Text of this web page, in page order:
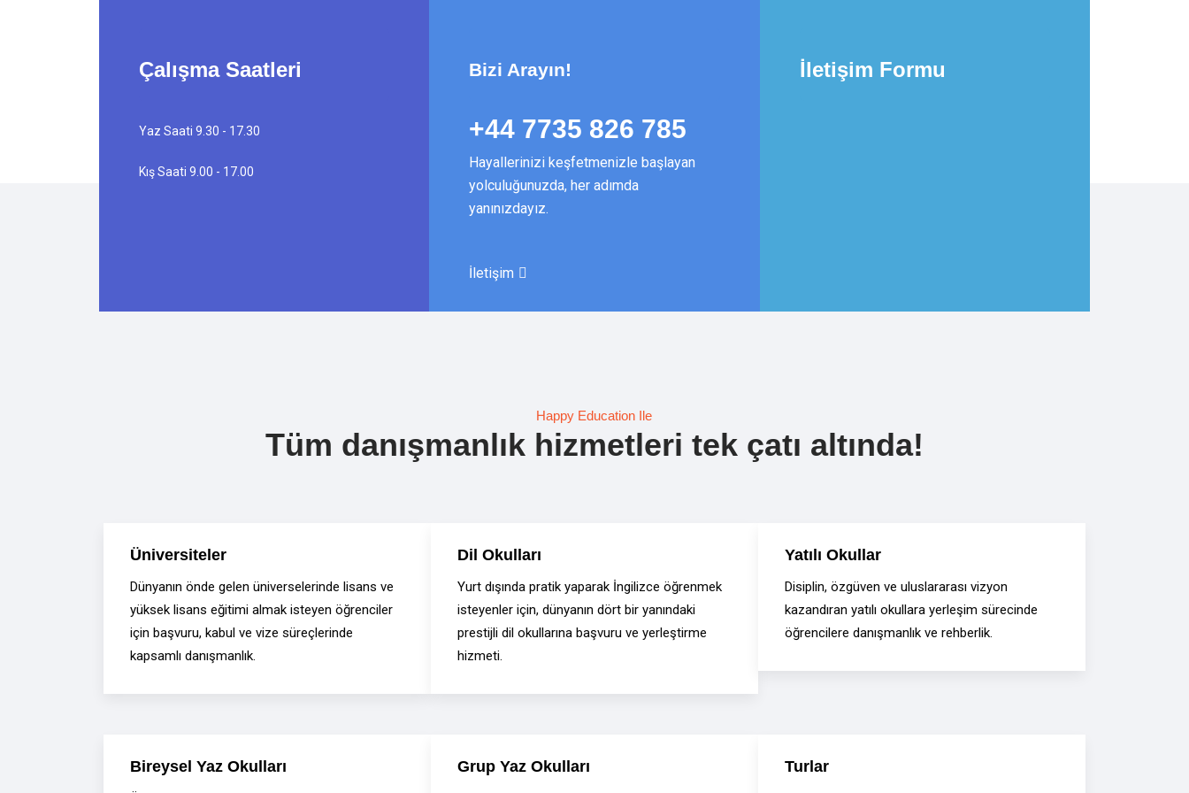
Çalışma Saatleri
Yaz Saati 9.30 - 17.30
Kış Saati 9.00 - 17.00
Bizi Arayın!
+44 7735 826 785
Hayallerinizi keşfetmenizle başlayan
yolculuğunuzda, her adımda
yanınızdayız.
İletişim
İletişim Formu
Happy Education Ile
Tüm danışmanlık hizmetleri tek çatı altında!
Üniversiteler
Dünyanın önde gelen üniverselerinde lisans ve
yüksek lisans eğitimi almak isteyen öğrenciler
için başvuru, kabul ve vize süreçlerinde
kapsamlı danışmanlık.
Dil Okulları
Yurt dışında pratik yaparak İngilizce öğrenmek
isteyenler için, dünyanın dört bir yanındaki
prestijli dil okullarına başvuru ve yerleştirme
hizmeti.
Yatılı Okullar
Disiplin, özgüven ve uluslararası vizyon
kazandıran yatılı okullara yerleşim sürecinde
öğrencilere danışmanlık ve rehberlik.
Bireysel Yaz Okulları Grup Yaz Okulları Turlar